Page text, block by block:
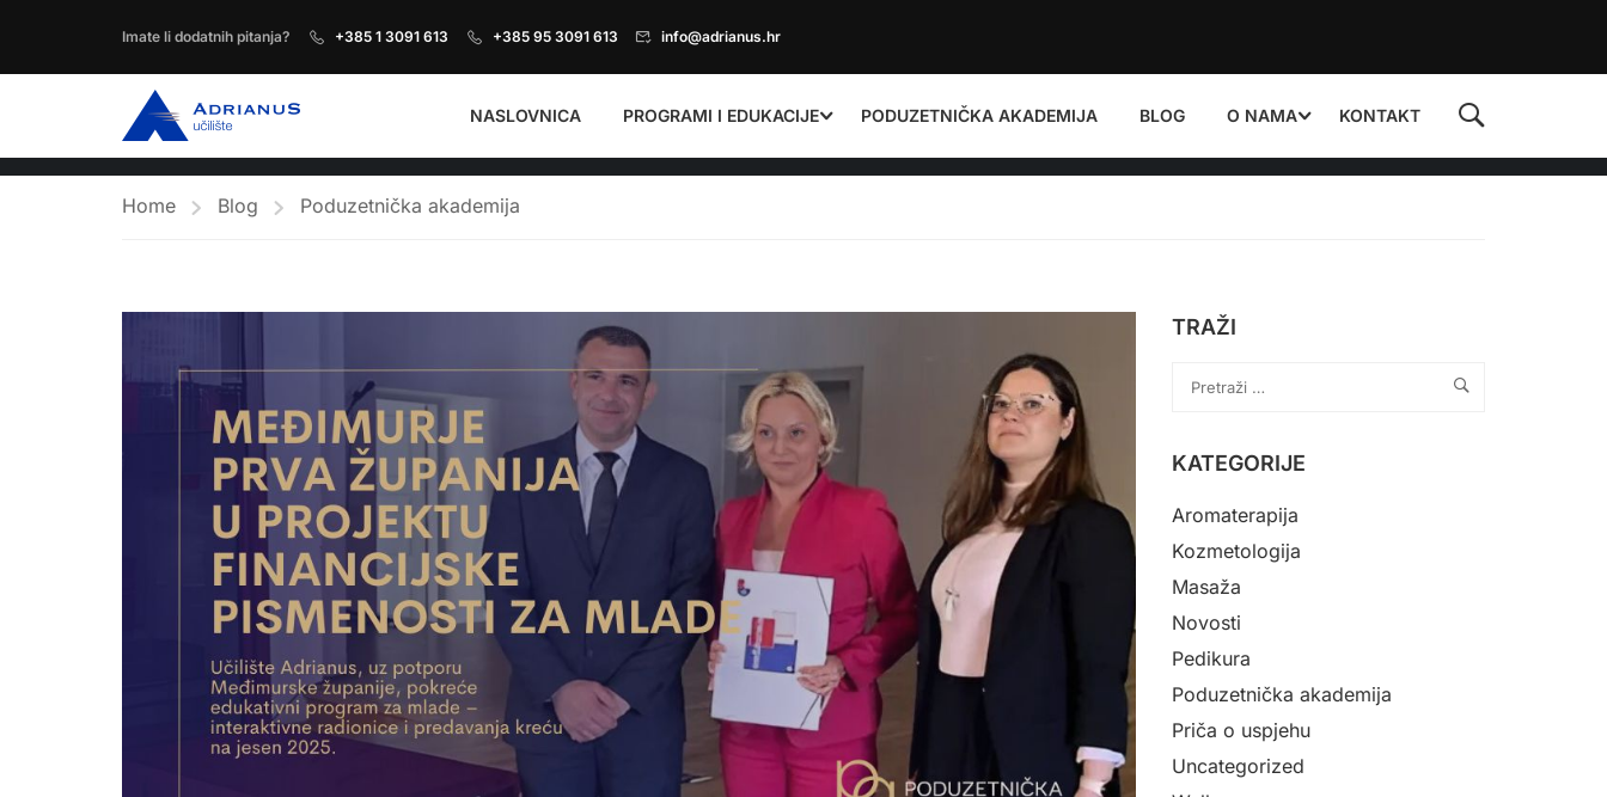
Imate li dodatnih pitanja? +385 1 3091 613 +385 95 3091 613 info@adrianus.hr
NASLOVNICA PROGRAMI I EDUKACIJE PODUZETNIČKA AKADEMIJA BLOG O NAMA KONTAKT
Home Blog Poduzetnička akademija
TRAŽI
KATEGORIJE
Aromaterapija
Kozmetologija
Masaža
Novosti
Pedikura
Poduzetnička akademija
Priča o uspjehu
Uncategorized